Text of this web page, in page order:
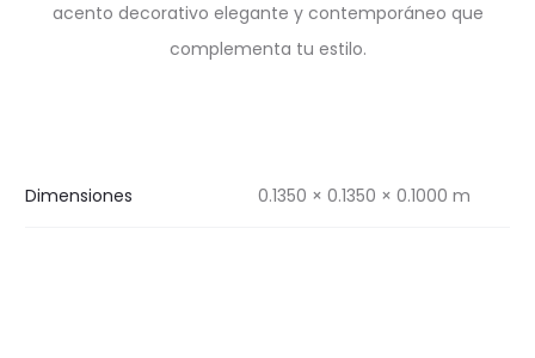
acento decorativo elegante y contemporáneo que
complementa tu estilo.
Dimensiones 0.1350 × 0.1350 × 0.1000 m